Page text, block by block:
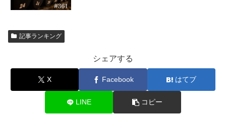
記事ランキング
シェアする
X Facebook はてブ
LINE コピー